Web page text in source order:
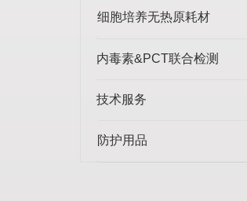
细胞培养无热原耗材
内毒素&PCT联合检测
技术服务
防护用品